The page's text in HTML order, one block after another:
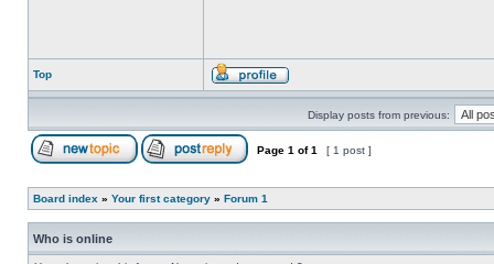
Top
Display posts from previous:
Page 1 of1 [ 1 post ]
Board index » Your first category » Forum 1
Who is online